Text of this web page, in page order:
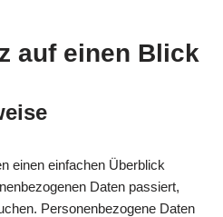
auf einen Blick
einen einfachen Überblick
Daten passiert,
Personenbezogene Daten